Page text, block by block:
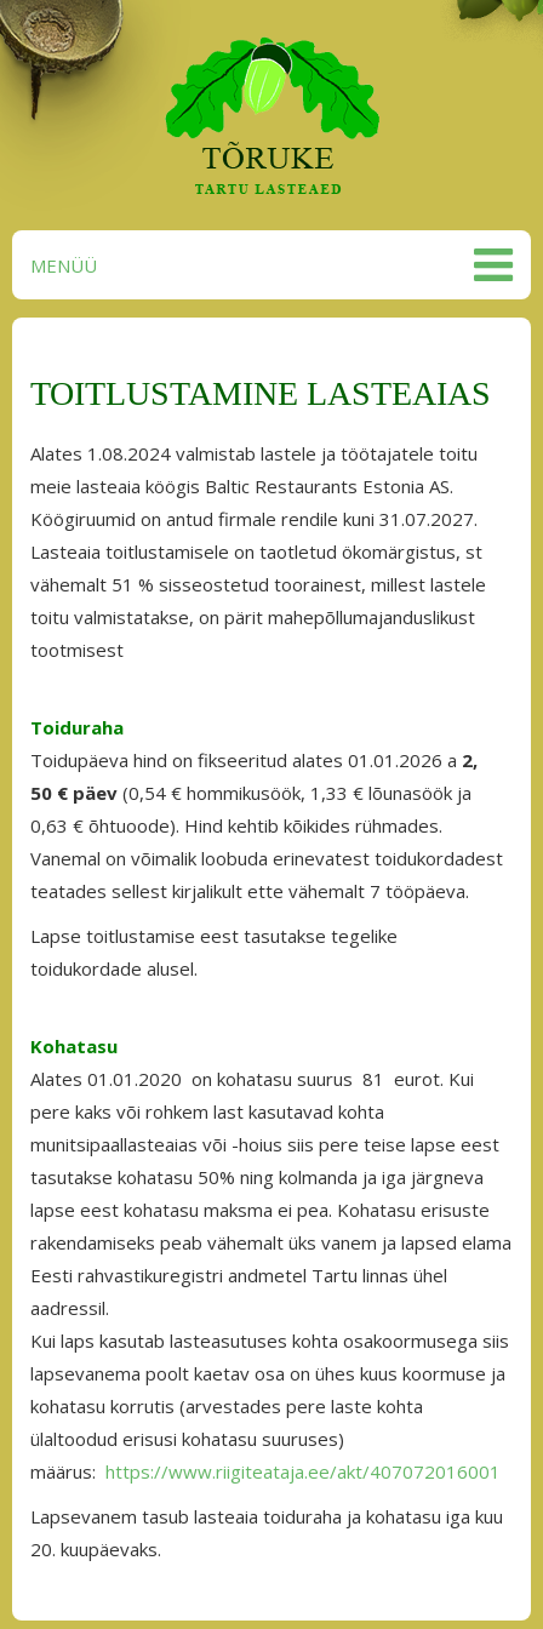
MENÜÜ
TOITLUSTAMINE LASTEAIAS
Alates 1.08.2024 valmistab lastele ja töötajatele toitu
meie lasteaia köögis Baltic Restaurants Estonia AS.
Köögiruumid on antud firmale rendile kuni 31.07.2027.
Lasteaia toitlustamisele on taotletud ökomärgistus, st
vähemalt 51 % sisseostetud toorainest, millest lastele
toitu valmistatakse, on pärit mahepõllumajanduslikust
tootmisest
Toiduraha
Toidupäeva hind on fikseeritud alates 01.01.2026 a 2,
50 € päev (0,54 € hommikusöök, 1,33 € lõunasöök ja
0,63 € õhtuoode). Hind kehtib kõikides rühmades.
Vanemal on võimalik loobuda erinevatest toidukordadest
teatades sellest kirjalikult ette vähemalt 7 tööpäeva.
Lapse toitlustamise eest tasutakse tegelike
toidukordade alusel.
Kohatasu
Alates 01.01.2020 on kohatasu suurus 81 eurot. Kui
pere kaks või rohkem last kasutavad kohta
munitsipaallasteaias või -hoius siis pere teise lapse eest
tasutakse kohatasu 50% ning kolmanda ja iga järgneva
lapse eest kohatasu maksma ei pea. Kohatasu erisuste
rakendamiseks peab vähemalt üks vanem ja lapsed elama
Eesti rahvastikuregistri andmetel Tartu linnas ühel
aadressil.
Kui laps kasutab lasteasutuses kohta osakoormusega siis
lapsevanema poolt kaetav osa on ühes kuus koormuse ja
kohatasu korrutis (arvestades pere laste kohta
ülaltoodud erisusi kohatasu suuruses)
määrus: https://www.riigiteataja.ee/akt/407072016001
Lapsevanem tasub lasteaia toiduraha ja kohatasu iga kuu
20. kuupäevaks.